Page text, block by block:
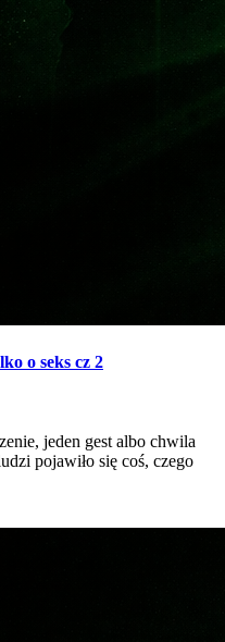
o seks cz 2
jeden gest albo chwila
pojawiło się coś, czego